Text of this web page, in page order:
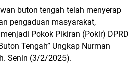
buton tengah telah menyerap
pengaduan masyarakat,
Pokok Pikiran (Pokir) DPRD
Tengah” Ungkap Nurman
Senin (3/2/2025).